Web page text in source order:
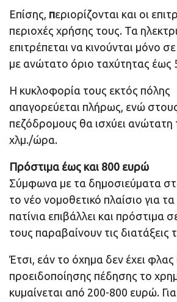
Επίσης, περιορίζονται και οι
περιοχές χρήσης τους. Τα
επιτρέπεται να κινούνται μόνο
με ανώτατο όριο ταχύτητας έως
Η κυκλοφορία τους εκτός πόλης
απαγορεύεται πλήρως, ενώ
πεζόδρομους θα ισχύει ανώτατη
χλμ./ώρα.
Πρόστιμα έως και 800 ευρώ
Σύμφωνα με τα δημοσιεύματα
το νέο νομοθετικό πλαίσιο για
πατίνια επιβάλλει και πρόστιμα
τους παραβαίνουν τις διατάξεις
Έτσι, εάν το όχημα δεν έχει
προειδοποίησης πέδησης το
κυμαίνεται από 200-800 ευρώ.